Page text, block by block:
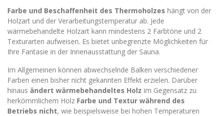
Farbe und Beschaffenheit des Thermoholzes hängt von der
Holzart und der Verarbeitungstemperatur ab. Jede
wärmebehandelte Holzart kann mindestens 2 Farbtöne und 2
Texturarten aufweisen. Es bietet unbegrenzte Möglichkeiten für
Ihre Fantasie in der Innenausstattung der Sauna.
Im Allgemeinen können abwechselnde Balken verschiedener
Farben einen bisher nicht gekannten Effekt erzielen. Darüber
hinaus ändert wärmebehandeltes Holz im Gegensatz zu
herkömmlichem Holz Farbe und Textur während des
Betriebs nicht, wie beispielsweise bei hohen Temperaturen